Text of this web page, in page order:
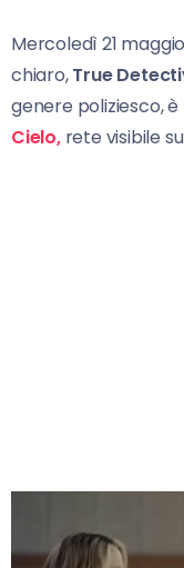
Mercoledì 21
chiaro,True
genere poliziesco,
Cielo,rete visibile